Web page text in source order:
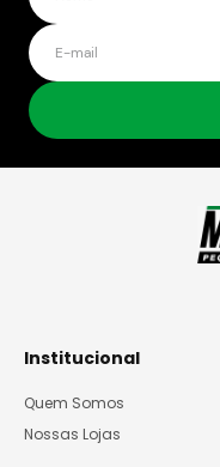
Institucional
Quem Somos
Nossas Lojas